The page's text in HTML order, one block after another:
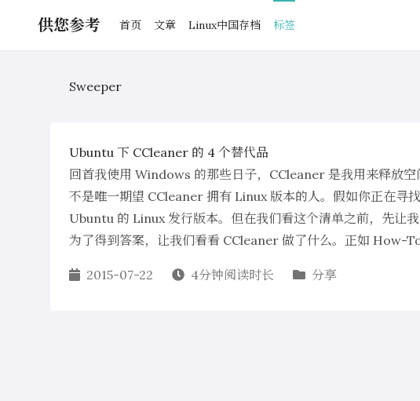
供您参考 首页 文章 Linux中国存档 标签
Sweeper
Ubuntu 下 CCleaner 的 4 个替代品
回首我使用 Windows 的那些日子，CCleaner 是我用来释放
不是唯一期望 CCleaner 拥有 Linux 版本的人。假如你正在寻
Ubuntu 的 Linux 发行版本。但在我们看这个清单之前，先让
为了得到答案，让我们看看 CCleaner 做了什么。正如 How-
2015-07-22 4分钟阅读时长 分享